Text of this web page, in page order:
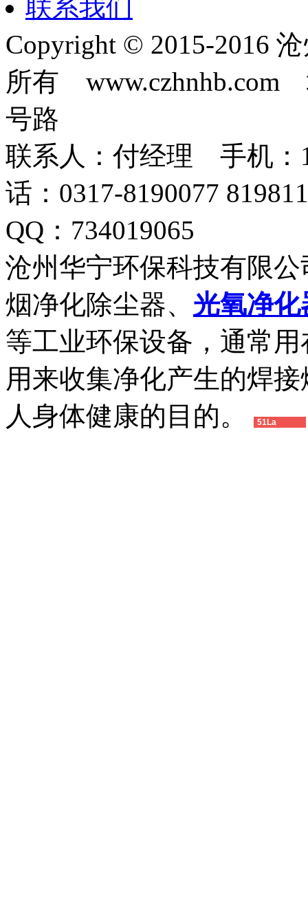
联系我们
Copyright © 2015-2016
所有 www.czhnhb.com
号路
联系人：付经理 手机：
话：0317-8190077
QQ：734019065
沧州华宁环保科技有限
烟净化除尘器、 光氧净化
等工业环保设备，通常
用来收集净化产生的焊
人身体健康的目的。
51La